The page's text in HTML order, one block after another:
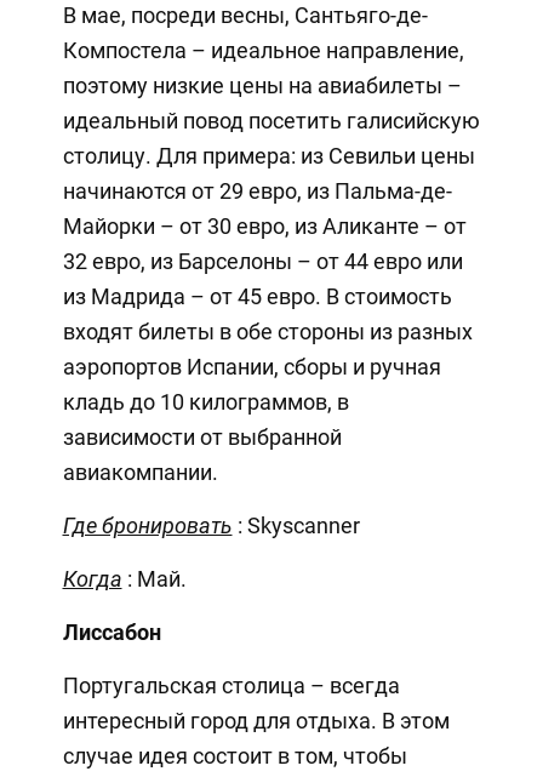
В мае, посреди весны, Сантьяго-де-
Компостела – идеальное направление,
поэтому низкие цены на авиабилеты –
идеальный повод посетить галисийскую
столицу. Для примера: из Севильи цены
начинаются от 29 евро, из Пальма-де-
Майорки – от 30 евро, из Аликанте – от
32 евро, из Барселоны – от 44 евро или
из Мадрида – от 45 евро. В стоимость
входят билеты в обе стороны из разных
аэропортов Испании, сборы и ручная
кладь до 10 килограммов, в
зависимости от выбранной
авиакомпании.
Где бронировать : Skyscanner
Когда : Май.
Лиссабон
Португальская столица – всегда
интересный город для отдыха. В этом
случае идея состоит в том, чтобы